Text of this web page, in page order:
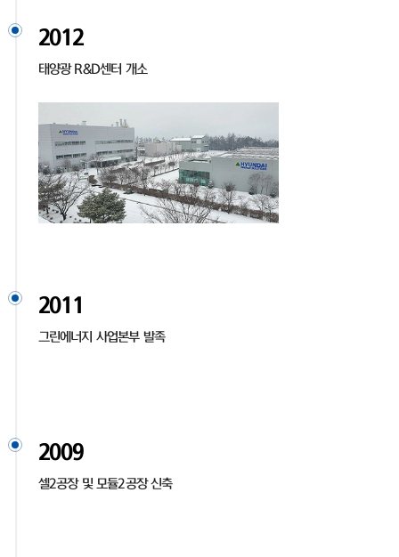
2012
태양광 R&D센터 개소
2011
그린에너지 사업본부 발족
2009
셀2공장 및 모듈2공장 신축